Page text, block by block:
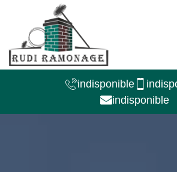
indisponible
indisponible